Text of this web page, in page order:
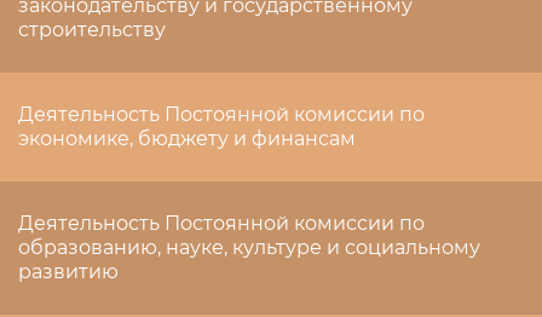
законодательству и государственному
строительству
Деятельность Постоянной комиссии по
экономике, бюджету и финансам
Деятельность Постоянной комиссии по
образованию, науке, культуре и социальному
развитию